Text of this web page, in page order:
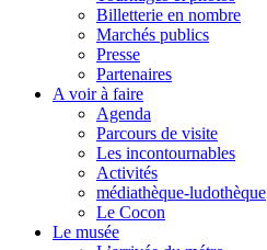
Billetterie en nombre
Marchés publics
Presse
Partenaires
A voir à faire
Agenda
Parcours de visite
Les incontournables
Activités
médiathèque-ludothèque
Le Cocon
Le musée